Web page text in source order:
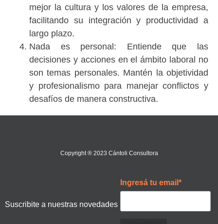
mejor la cultura y los valores de la empresa,
facilitando su integración y productividad a
largo plazo.
Nada es personal : Entiende que las
decisiones y acciones en el ámbito laboral no
son temas personales. Mantén la objetividad
y profesionalismo para manejar conflictos y
desafíos de manera constructiva.
Copyright ® 2023 Cántoli Consultora
Suscribite a nuestras novedades
Ingresá tu email*